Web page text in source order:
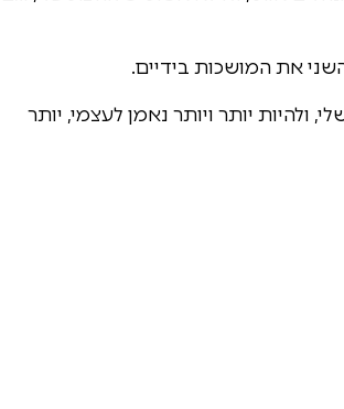
את המושכות בידיים.
ולהיות יותר ויותר נאמן לעצמי, יותר